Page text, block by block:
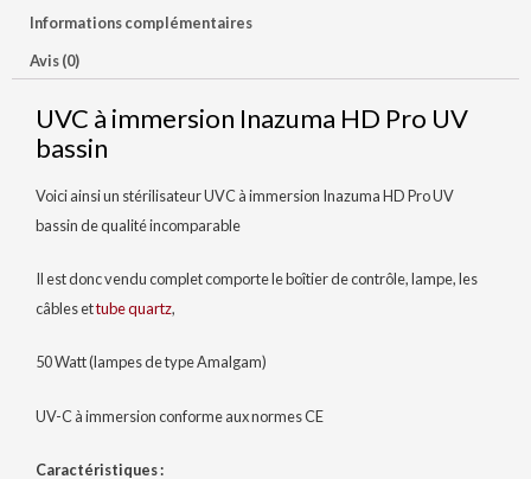
Informations complémentaires
Avis (0)
UVC à immersion Inazuma HD Pro UV
bassin
Voici ainsi un stérilisateur UVC à immersion Inazuma HD Pro UV
bassin de qualité incomparable
Il est donc vendu complet comporte le boîtier de contrôle, lampe, les
câbles ettube quartz,
50 Watt (lampes de type Amalgam)
UV-C à immersion conforme aux normes CE
Caractéristiques :